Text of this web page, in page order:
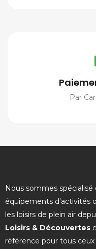
Par
Nous sommes spécialisé
équipements d'activités
les loisirs de plein air
Loisirs & Découvertes
référence pour tous